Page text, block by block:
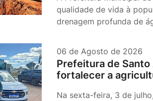
qualidade de vida à
drenagem profunda de
06 de Agosto de 2026
Prefeitura de
fortalecer a
Na sexta-feira, 3 de